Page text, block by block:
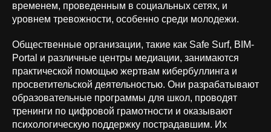
временем, проведенным в социальных сетях, и
уровнем тревожности, особенно среди молодежи.
Общественные организации, такие как Safe Surf, BIM-
Portal и различные центры медиации, занимаются
практической помощью жертвам кибербуллинга и
просветительской деятельностью. Они разрабатывают
образовательные программы для школ, проводят
тренинги по цифровой грамотности и оказывают
психологическую поддержку пострадавшим. Их